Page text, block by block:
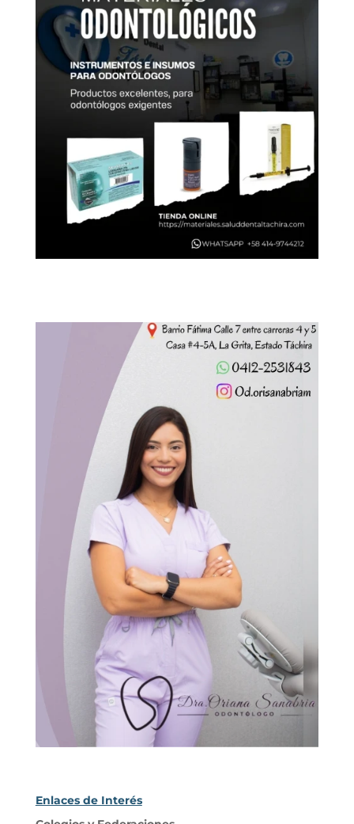
Enlaces de Interés